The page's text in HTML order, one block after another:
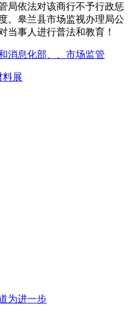
局依法对该商行不予行政惩
。皋兰县市场监视办理局公
当事人进行普法和教育！
消息化部、、市场监管
料展
为进一步